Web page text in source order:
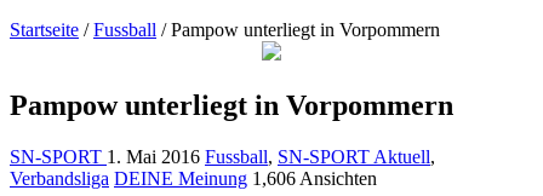
Startseite / Fussball / Pampow unterliegt in Vorpommern
Pampow unterliegt in Vorpommern
SN-SPORT 1. Mai 2016 Fussball, SN-SPORT Aktuell,
Verbandsliga DEINE Meinung 1,606 Ansichten